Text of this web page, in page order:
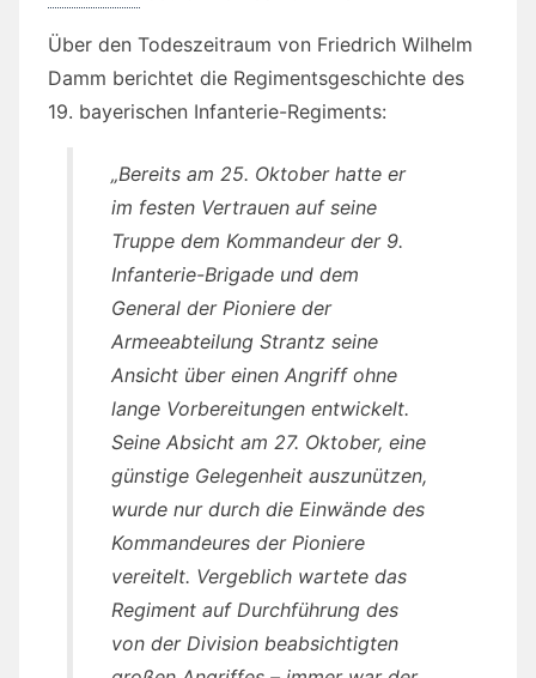
Über den Todeszeitraum von Friedrich Wilhelm
Damm berichtet die Regimentsgeschichte des
19. bayerischen Infanterie-Regiments:
„Bereits am 25. Oktober hatte er
im festen Vertrauen auf seine
Truppe dem Kommandeur der 9.
Infanterie-Brigade und dem
General der Pioniere der
Armeeabteilung Strantz seine
Ansicht über einen Angriff ohne
lange Vorbereitungen entwickelt.
Seine Absicht am 27. Oktober, eine
günstige Gelegenheit auszunützen,
wurde nur durch die Einwände des
Kommandeures der Pioniere
vereitelt. Vergeblich wartete das
Regiment auf Durchführung des
von der Division beabsichtigten